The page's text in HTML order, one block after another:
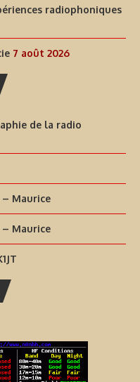
radiophoniques
7 août 2026
de la radio
Maurice
Maurice